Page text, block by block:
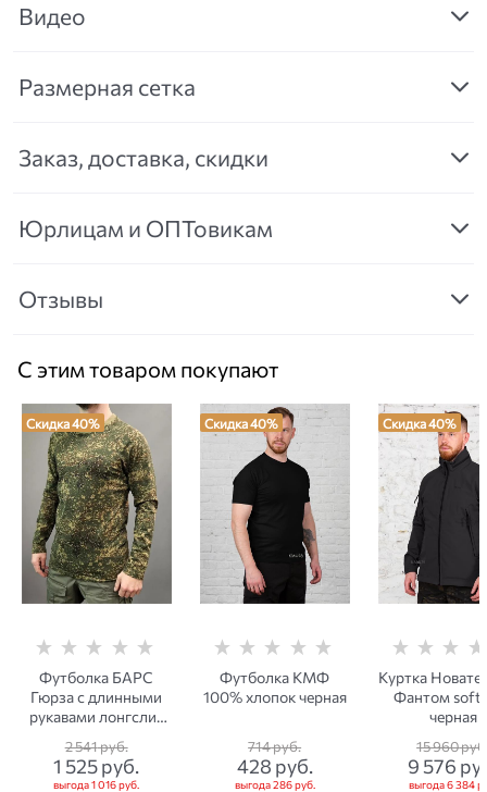
Видео
Размерная сетка
Заказ, доставка, скидки
Юрлицам и ОПТовикам
Отзывы
С этим товаром покупают
Скидка 40%
Футболка БАРС
Гюрза с длинными
рукавами лонгслив
2 541 руб.
1 525 руб.
выгода1 016 руб.
Скидка 40%
Футболка КМФ
100% хлопок черная
714 руб.
428 руб.
выгода286 руб.
Скидка 40%
Куртка
Фантом
черная
15 960
9 576
выгода6 384